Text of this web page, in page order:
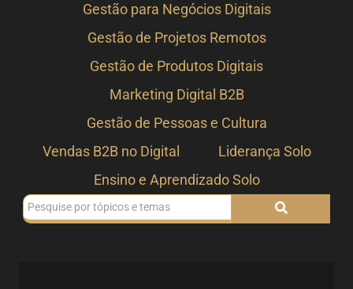
Gestão para Negócios Digitais
Gestão de Projetos Remotos
Gestão de Produtos Digitais
Marketing Digital B2B
Gestão de Pessoas e Cultura
Vendas B2B no Digital
Liderança Solo
Ensino e Aprendizado Solo